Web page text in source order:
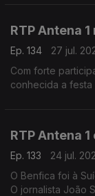
RTP Antena
Ep. 134
27 jul.
Com forte
conhecida a festa
RTP Antena
Ep. 133
24 jul.
O Benfica foi à
O jornalista João